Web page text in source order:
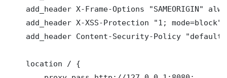
add_header X-Frame-Options "SAMEORIGIN"
add_header X-XSS-Protection "1; mode=block"
add_header Content-Security-Policy
    location / {